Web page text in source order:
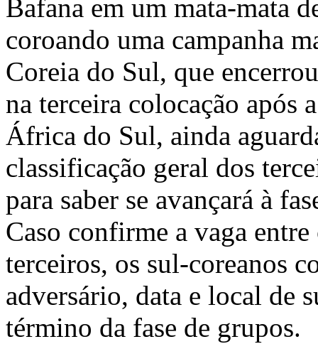
Bafana em um mata-mata
coroando uma campanha
Coreia do Sul, que
na terceira colocação após
África do Sul, ainda
classificação geral dos
para saber se avançará à
Caso confirme a vaga
terceiros, os sul-coreanos
adversário, data e local de
término da fase de grupos.